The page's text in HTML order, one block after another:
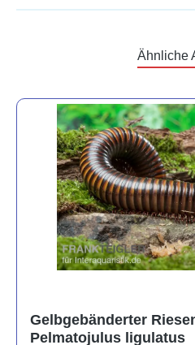
Ähnliche
Gelbgebänderter
Pelmatojulus ligulatus